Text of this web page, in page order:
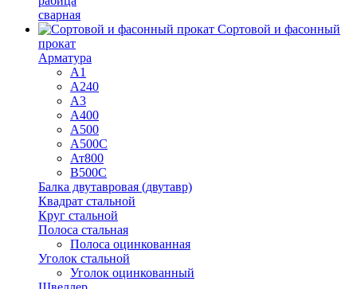
сварная
Сортовой и фасонный
прокат
Арматура
А1
А240
А3
А400
А500
А500С
Ат800
В500С
Балка двутавровая (двутавр)
Квадрат стальной
Круг стальной
Полоса стальная
Полоса оцинкованная
Уголок стальной
Уголок оцинкованный